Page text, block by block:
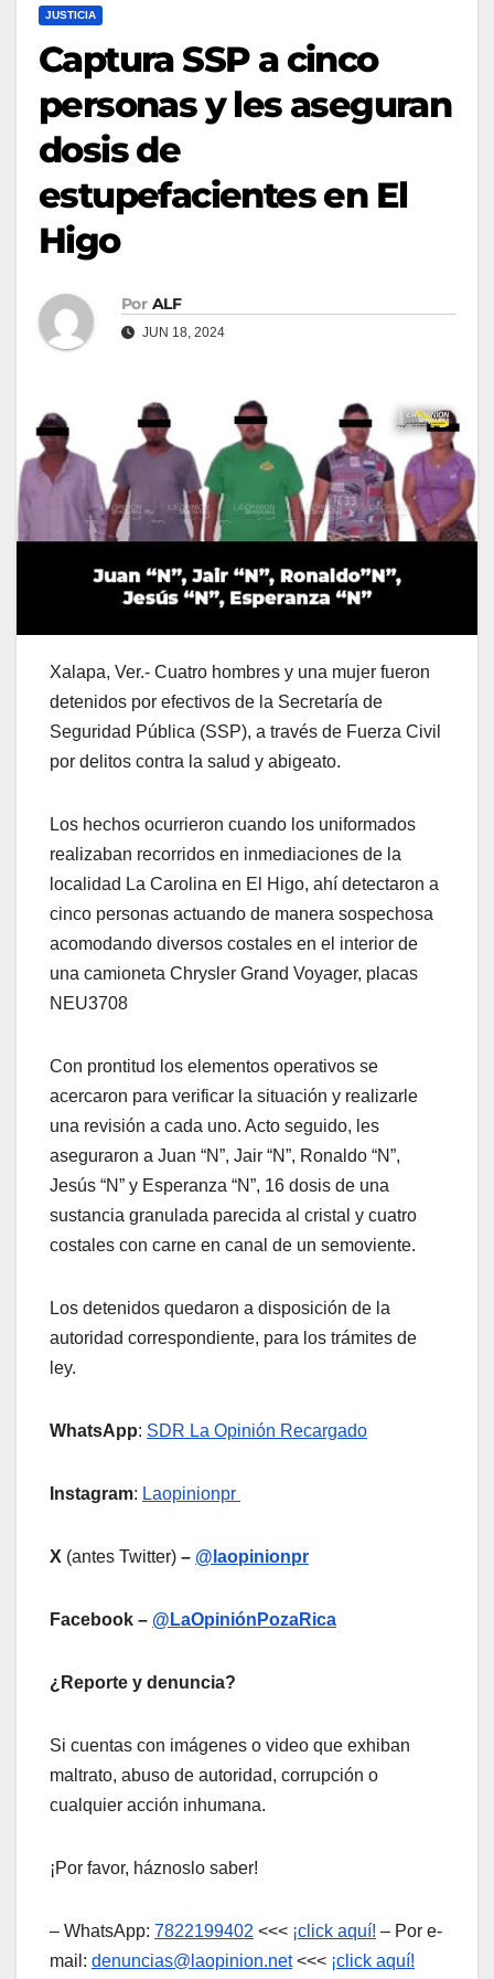
JUSTICIA
Captura SSP a cinco
personas y les aseguran
dosis de
estupefacientes en El
Higo
Por ALF
JUN 18, 2024
Xalapa, Ver.- Cuatro hombres y una mujer fueron
detenidos por efectivos de la Secretaría de
Seguridad Pública (SSP), a través de Fuerza Civil
por delitos contra la salud y abigeato.
Los hechos ocurrieron cuando los uniformados
realizaban recorridos en inmediaciones de la
localidad La Carolina en El Higo, ahí detectaron a
cinco personas actuando de manera sospechosa
acomodando diversos costales en el interior de
una camioneta Chrysler Grand Voyager, placas
NEU3708
Con prontitud los elementos operativos se
acercaron para verificar la situación y realizarle
una revisión a cada uno. Acto seguido, les
aseguraron a Juan “N”, Jair “N”, Ronaldo “N”,
Jesús “N” y Esperanza “N”, 16 dosis de una
sustancia granulada parecida al cristal y cuatro
costales con carne en canal de un semoviente.
Los detenidos quedaron a disposición de la
autoridad correspondiente, para los trámites de
ley.
WhatsApp: SDR La Opinión Recargado
Instagram: Laopinionpr
X (antes Twitter) – @laopinionpr
Facebook – @LaOpiniónPozaRica
¿Reporte y denuncia?
Si cuentas con imágenes o video que exhiban
maltrato, abuso de autoridad, corrupción o
cualquier acción inhumana.
¡Por favor, háznoslo saber!
– WhatsApp: 7822199402 <<< ¡click aquí! – Por e-
mail: denuncias@laopinion.net<<< ¡click aquí!